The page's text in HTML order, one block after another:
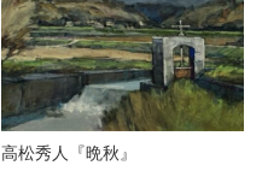
高松秀人『晩秋』